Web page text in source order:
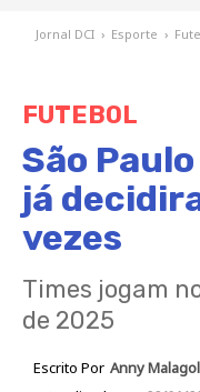
Jornal DCI › Esporte ›
FUTEBOL
São
já
vezes
Times jogam
de 2025
Escrito Por Anny